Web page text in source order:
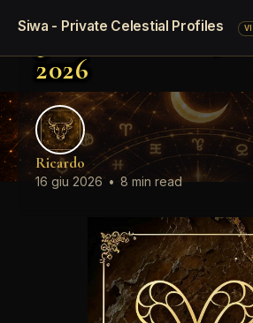
Siwa - Private Celestial Profiles
Oroscopo
giorno Martedì,
2026
Ricardo
16 giu 2026 • 8 min read